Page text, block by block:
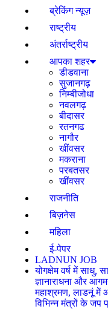
ब्रेकिंग न्यूज़
राष्ट्रीय
अंतर्राष्ट्रीय
आपका शहर
डीडवाना
सुजानगढ़
निम्बीजोधा
नवलगढ़
बीदासर
रतनगढ
नागौर
खींवसर
मकराना
परबतसर
खींवसर
राजनीति
बिज़नेस
महिला
ई-पेपर
LADNUN JOB
योगक्षेम वर्ष में साधु,
ज्ञानाराधना और
महाश्रमण, लाडनूं में
विभिन्न मंत्रों के जप